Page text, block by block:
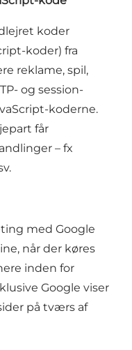
koder
koder) fra
reklame, spil,
og session-
koderne.
får
– fx
med Google
når der køres
inden for
Google viser
på tværs af